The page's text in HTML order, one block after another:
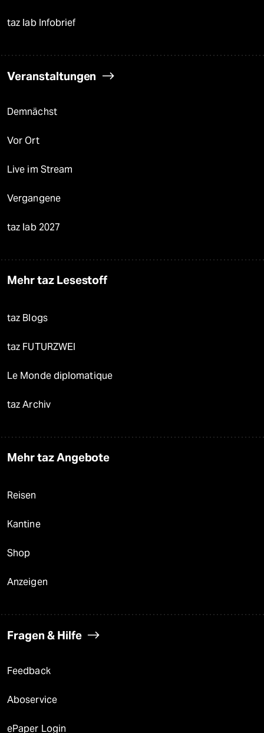
taz lab Infobrief
Veranstaltungen
Demnächst
Vor Ort
Live im Stream
Vergangene
taz lab 2027
Mehr taz Lesestoff
taz Blogs
taz FUTURZWEI
Le Monde diplomatique
taz Archiv
Mehr taz Angebote
Reisen
Kantine
Shop
Anzeigen
Fragen & Hilfe
Feedback
Aboservice
ePaper Login